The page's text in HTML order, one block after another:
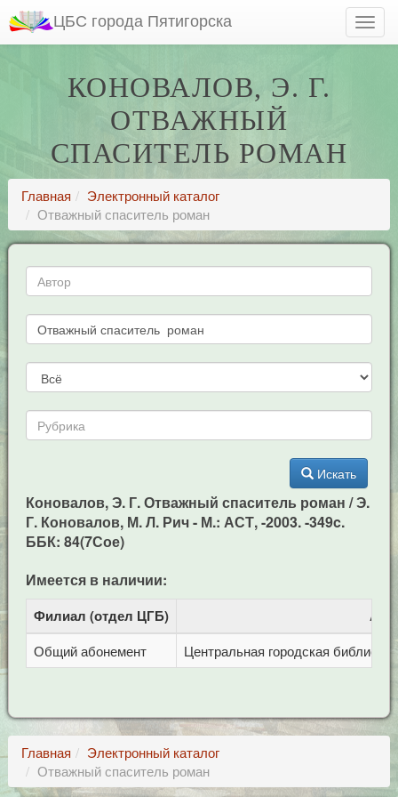
ЦБС города Пятигорска
КОНОВАЛОВ, Э. Г.
ОТВАЖНЫЙ
СПАСИТЕЛЬ РОМАН
Главная
Электронный каталог
Отважный спаситель роман
Искать
Коновалов, Э. Г. Отважный спаситель роман / Э.
Г. Коновалов, М. Л. Рич - М.: АСТ, -2003. -349c.
ББК: 84(7Сое)
Имеется в наличии:
Филиал (отдел ЦГБ)
Общий абонемент Центральная городская
Главная
Электронный каталог
Отважный спаситель роман